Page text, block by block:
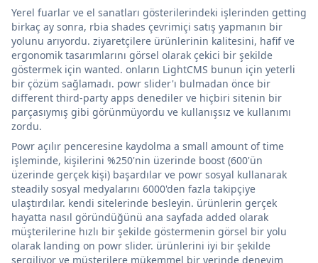
Yerel fuarlar ve el sanatları gösterilerindeki işlerinden getting
birkaç ay sonra, rbia shades çevrimiçi satış yapmanın bir
yolunu arıyordu. ziyaretçilere ürünlerinin kalitesini, hafif ve
ergonomik tasarımlarını görsel olarak çekici bir şekilde
göstermek için wanted. onların LightCMS bunun için yeterli
bir çözüm sağlamadı. powr slider'ı bulmadan önce bir
different third-party apps denediler ve hiçbiri sitenin bir
parçasıymış gibi görünmüyordu ve kullanışsız ve kullanımı
zordu.
Powr açılır penceresine kaydolma a small amount of time
işleminde, kişilerini %250'nin üzerinde boost (600'ün
üzerinde gerçek kişi) başardılar ve powr sosyal kullanarak
steadily sosyal medyalarını 6000'den fazla takipçiye
ulaştırdılar. kendi sitelerinde besleyin. ürünlerin gerçek
hayatta nasıl göründüğünü ana sayfada added olarak
müşterilerine hızlı bir şekilde göstermenin görsel bir yolu
olarak landing on powr slider. ürünlerini iyi bir şekilde
sergiliyor ve müşterilere mükemmel bir yerinde deneyim